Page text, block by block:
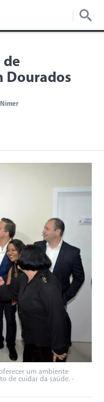
de
Dourados
um ambiente
de cuidar da saúde. -